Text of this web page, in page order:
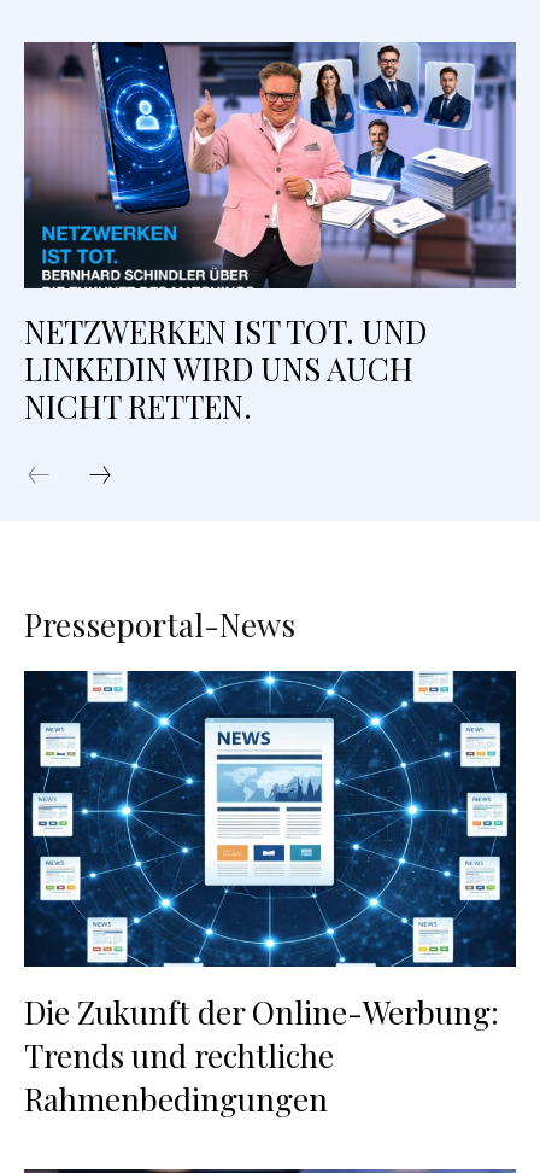
NETZWERKEN IST TOT. UND
LINKEDIN WIRD UNS AUCH
NICHT RETTEN.
Presseportal-News
Die Zukunft der Online-Werbung:
Trends und rechtliche
Rahmenbedingungen